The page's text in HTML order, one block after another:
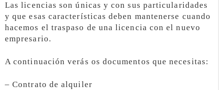
Las licencias son únicas y con sus particularidades
y que esas características deben mantenerse cuando
hacemos el traspaso de una licencia con el nuevo
empresario.
A continuación verás os documentos que necesitas:
– Contrato de alquiler